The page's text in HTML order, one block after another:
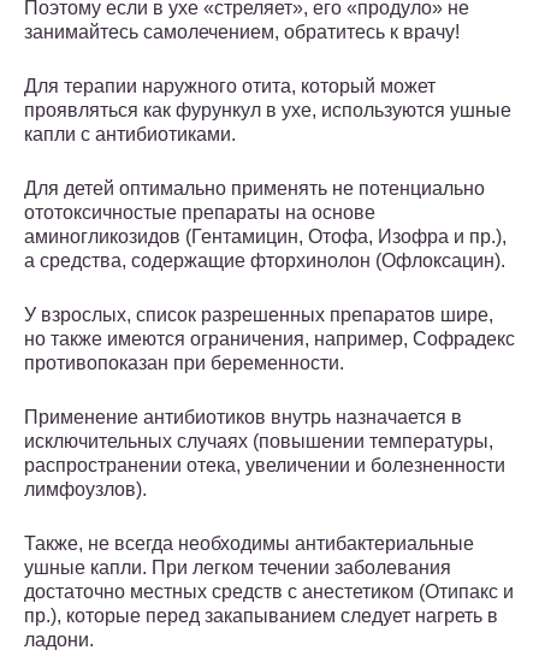
Поэтому если в ухе «стреляет», его «продуло» не
занимайтесь самолечением, обратитесь к врачу!
Для терапии наружного отита, который может
проявляться как фурункул в ухе, используются ушные
капли с антибиотиками.
Для детей оптимально применять не потенциально
ототоксичностые препараты на основе
аминогликозидов (Гентамицин, Отофа, Изофра и пр.),
а средства, содержащие фторхинолон (Офлоксацин).
У взрослых, список разрешенных препаратов шире,
но также имеются ограничения, например, Софрадекс
противопоказан при беременности.
Применение антибиотиков внутрь назначается в
исключительных случаях (повышении температуры,
распространении отека, увеличении и болезненности
лимфоузлов).
Также, не всегда необходимы антибактериальные
ушные капли. При легком течении заболевания
достаточно местных средств с анестетиком (Отипакс и
пр.), которые перед закапыванием следует нагреть в
ладони.